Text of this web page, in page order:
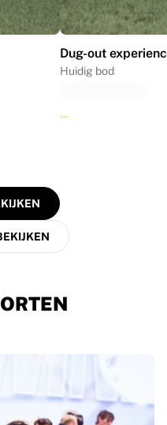
Dug-out
Huidig bod
...